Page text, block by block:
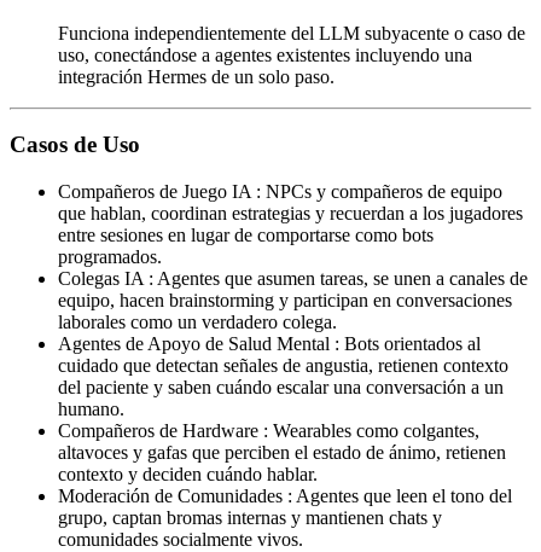
Funciona independientemente del LLM subyacente o caso de
uso, conectándose a agentes existentes incluyendo una
integración Hermes de un solo paso.
Casos de Uso
Compañeros de Juego IA : NPCs y compañeros de equipo
que hablan, coordinan estrategias y recuerdan a los jugadores
entre sesiones en lugar de comportarse como bots
programados.
Colegas IA : Agentes que asumen tareas, se unen a canales de
equipo, hacen brainstorming y participan en conversaciones
laborales como un verdadero colega.
Agentes de Apoyo de Salud Mental : Bots orientados al
cuidado que detectan señales de angustia, retienen contexto
del paciente y saben cuándo escalar una conversación a un
humano.
Compañeros de Hardware : Wearables como colgantes,
altavoces y gafas que perciben el estado de ánimo, retienen
contexto y deciden cuándo hablar.
Moderación de Comunidades : Agentes que leen el tono del
grupo, captan bromas internas y mantienen chats y
comunidades socialmente vivos.